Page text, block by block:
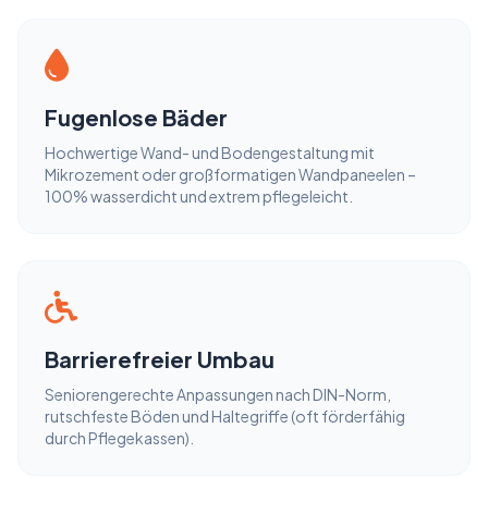
Fugenlose Bäder
Hochwertige Wand- und Bodengestaltung mit
Mikrozement oder großformatigen Wandpaneelen –
100% wasserdicht und extrem pflegeleicht.
Barrierefreier Umbau
Seniorengerechte Anpassungen nach DIN-Norm,
rutschfeste Böden und Haltegriffe (oft förderfähig
durch Pflegekassen).